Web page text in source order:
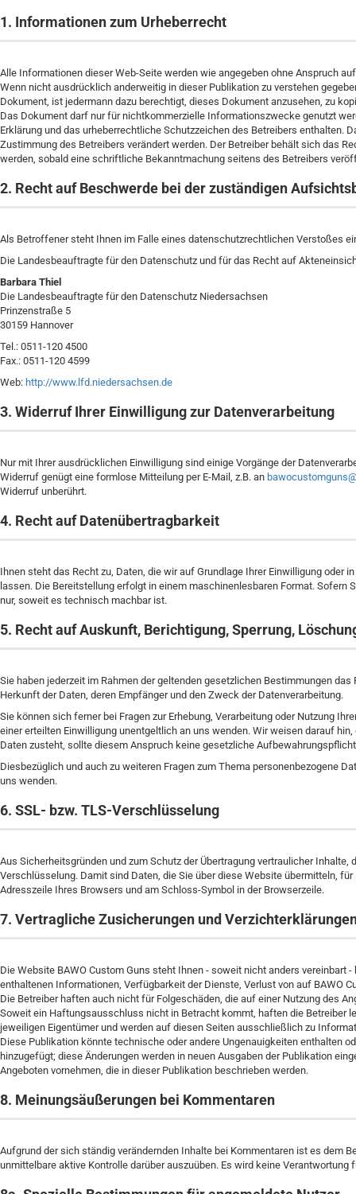
1. Informationen zum Urheberrecht
Alle Informationen dieser Web-Seite werden wie angegeben ohne Anspruch
Wenn nicht ausdrücklich anderweitig in dieser Publikation zu verstehen
Dokument, ist jedermann dazu berechtigt, dieses Dokument anzusehen, zu
Das Dokument darf nur für nichtkommerzielle Informationszwecke genutzt
Erklärung und das urheberrechtliche Schutzzeichen des Betreibers
Zustimmung des Betreibers verändert werden. Der Betreiber behält sich das
werden, sobald eine schriftliche Bekanntmachung seitens des Betreibers
2. Recht auf Beschwerde bei der zuständigen
Als Betroffener steht Ihnen im Falle eines datenschutzrechtlichen Verstoßes
Die Landesbeauftragte für den Datenschutz und für das Recht auf
Barbara Thiel
Die Landesbeauftragte für den Datenschutz Niedersachsen
Prinzenstraße 5
30159 Hannover
Tel.: 0511-120 4500
Fax.: 0511-120 4599
Web: http://www.lfd.niedersachsen.de
3. Widerruf Ihrer Einwilligung zur Datenverarbeitung
Nur mit Ihrer ausdrücklichen Einwilligung sind einige Vorgänge der
Widerruf genügt eine formlose Mitteilung per E-Mail, z.B. an
Widerruf unberührt.
4. Recht auf Datenübertragbarkeit
Ihnen steht das Recht zu, Daten, die wir auf Grundlage Ihrer Einwilligung oder
lassen. Die Bereitstellung erfolgt in einem maschinenlesbaren Format. Sofern
nur, soweit es technisch machbar ist.
5. Recht auf Auskunft, Berichtigung, Sperrung,
Sie haben jederzeit im Rahmen der geltenden gesetzlichen Bestimmungen
Herkunft der Daten, deren Empfänger und den Zweck der Datenverarbeitung.
Sie können sich ferner bei Fragen zur Erhebung, Verarbeitung oder Nutzung
einer erteilten Einwilligung unentgeltlich an uns wenden. Wir weisen darauf
Daten zusteht, sollte diesem Anspruch keine gesetzliche
Diesbezüglich und auch zu weiteren Fragen zum Thema personenbezogene
uns wenden.
6. SSL- bzw. TLS-Verschlüsselung
Aus Sicherheitsgründen und zum Schutz der Übertragung vertraulicher
Verschlüsselung. Damit sind Daten, die Sie über diese Website übermitteln,
Adresszeile Ihres Browsers und am Schloss-Symbol in der Browserzeile.
7. Vertragliche Zusicherungen und
Die Website BAWO Custom Guns steht Ihnen - soweit nicht anders
enthaltenen Informationen, Verfügbarkeit der Dienste, Verlust von auf BAWO
Die Betreiber haften auch nicht für Folgeschäden, die auf einer Nutzung des
Soweit ein Haftungsausschluss nicht in Betracht kommt, haften die Betreiber
jeweiligen Eigentümer und werden auf diesen Seiten ausschließlich zu
Diese Publikation könnte technische oder andere Ungenauigkeiten enthalten
hinzugefügt; diese Änderungen werden in neuen Ausgaben der Publikation
Angeboten vornehmen, die in dieser Publikation beschrieben werden.
8. Meinungsäußerungen bei Kommentaren
Aufgrund der sich ständig verändernden Inhalte bei Kommentaren ist es dem
unmittelbare aktive Kontrolle darüber auszuüben. Es wird keine